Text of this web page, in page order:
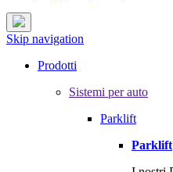
Skip navigation
Prodotti
Sistemi per auto
Parklift
Parklift